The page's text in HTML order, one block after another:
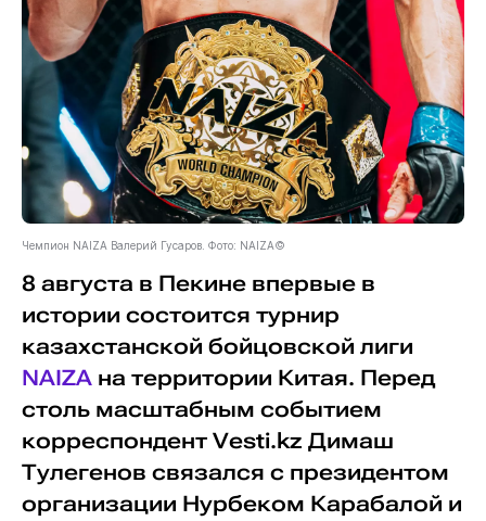
Чемпион NAIZA Валерий Гусаров. Фото: NAIZA©
8 августа в Пекине впервые в
истории состоится турнир
казахстанской бойцовской лиги
NAIZAна территории Китая. Перед
столь масштабным событием
корреспондент Vesti.kz Димаш
Тулегенов связался с президентом
организации Нурбеком Карабалой и